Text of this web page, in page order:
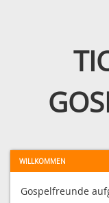
WILLKOMMEN
Gospelfreunde